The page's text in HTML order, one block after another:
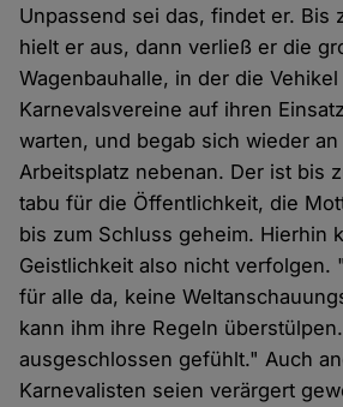
Unpassend sei das, findet er. Bis
hielt er aus, dann verließ er die
Wagenbauhalle, in der die
Karnevalsvereine auf ihren
warten, und begab sich wieder
Arbeitsplatz nebenan. Der ist bis
tabu für die Öffentlichkeit, die
bis zum Schluss geheim. Hierhin
Geistlichkeit also nicht verfolgen.
für alle da, keine
kann ihm ihre Regeln
ausgeschlossen gefühlt." Auch
Karnevalisten seien verärgert